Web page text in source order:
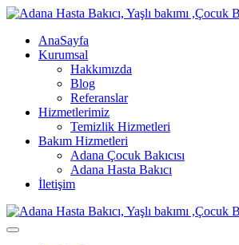
AnaSayfa
Kurumsal
Hakkımızda
Blog
Referanslar
Hizmetlerimiz
Temizlik Hizmetleri
Bakım Hizmetleri
Adana Çocuk Bakıcısı
Adana Hasta Bakıcı
İletişim